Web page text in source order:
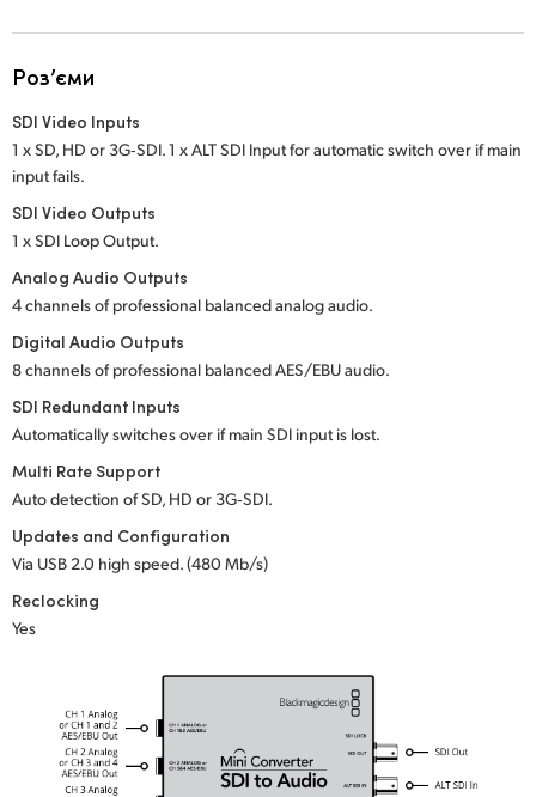
Norway
Poland
Portugal
Singapore
South Africa
Spain
Sweden
Chinese Taipei
Turkey
UAE
United Kingdom
United States
Роз’єми
SDI Video Inputs
1 x SD, HD or 3G‑SDI. 1 x ALT SDI Input forautomatic switch over if main
input fails.
SDI Video Outputs
1 x SDI Loop Output.
Analog Audio Outputs
4 channels of professional balanced analog audio.
Digital Audio Outputs
8 channels of professional balanced AES/EBU audio.
SDI Redundant Inputs
Automatically switches over if main SDI input is lost.
Multi Rate Support
Auto detection of SD, HD or 3G‑SDI.
Updates and Configuration
Via USB 2.0 high speed. (480 Mb/s)
Reclocking
Yes